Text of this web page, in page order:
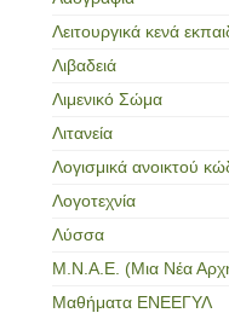
Λειτουργικά κενά
Λιβαδειά
Λιμενικό Σώμα
Λιτανεία
Λογισμικά ανοικτού
Λογοτεχνία
Λύσσα
Μ.Ν.Α.Ε. (Μια Νέα
Μαθήματα ΕΝΕΕΓΥΛ